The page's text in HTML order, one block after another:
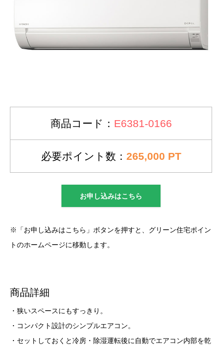
商品コード： E6381-0166
必要ポイント数： 265,000 PT
お申し込みはこちら
※「お申し込みはこちら」ボタンを押すと、グリーン住宅ポイン
トのホームページに移動します。
商品詳細
・狭いスペースにもすっきり。
・コンパクト設計のシンプルエアコン。
・セットしておくと冷房・除湿運転後に自動でエアコン内部を乾